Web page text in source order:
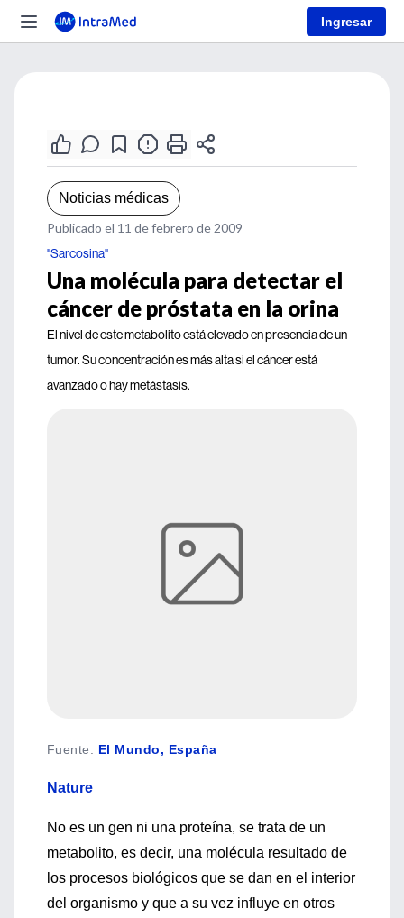
Ingresar
Noticias médicas
Publicado el 11 de febrero de 2009
"Sarcosina"
Una molécula para detectar el
cáncer de próstata en la orina
El nivel de este metabolito está elevado en presencia de un
tumor. Su concentración es más alta si el cáncer está
avanzado o hay metástasis.
Fuente: El Mundo, España
Nature
No es un gen ni una proteína, se trata de un
metabolito, es decir, una molécula resultado de
los procesos biológicos que se dan en el interior
del organismo y que a su vez influye en otros